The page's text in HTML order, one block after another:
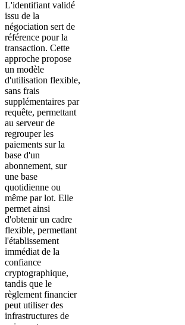
L'identifiant validé
issu de la
négociation sert de
référence pour la
transaction. Cette
approche propose
un modèle
d'utilisation flexible,
sans frais
supplémentaires par
requête, permettant
au serveur de
regrouper les
paiements sur la
base d'un
abonnement, sur
une base
quotidienne ou
même par lot. Elle
permet ainsi
d'obtenir un cadre
flexible, permettant
l'établissement
immédiat de la
confiance
cryptographique,
tandis que le
règlement financier
peut utiliser des
infrastructures de